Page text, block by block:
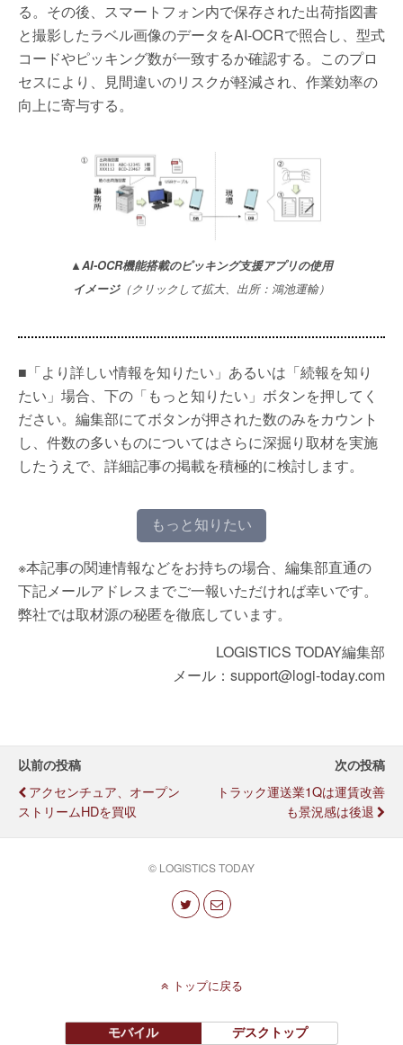
る。その後、スマートフォン内で保存された出荷指図書
と撮影したラベル画像のデータをAI-OCRで照合し、型式
コードやピッキング数が一致するか確認する。このプロ
セスにより、見間違いのリスクが軽減され、作業効率の
向上に寄与する。
▲AI-OCR機能搭載のピッキング支援アプリの使用
イメージ（クリックして拡大、出所：鴻池運輸）
■「より詳しい情報を知りたい」あるいは「続報を知り
たい」場合、下の「もっと知りたい」ボタンを押してく
ださい。編集部にてボタンが押された数のみをカウント
し、件数の多いものについてはさらに深掘り取材を実施
したうえで、詳細記事の掲載を積極的に検討します。
もっと知りたい
※本記事の関連情報などをお持ちの場合、編集部直通の
下記メールアドレスまでご一報いただければ幸いです。
弊社では取材源の秘匿を徹底しています。
LOGISTICS TODAY編集部
メール：support@logi-today.com
以前の投稿
アクセンチュア、オープン
ストリームHDを買収
次の投稿
トラック運送業1Qは運賃改善
も景況感は後退
© LOGISTICS TODAY
トップに戻る
モバイル デスクトップ